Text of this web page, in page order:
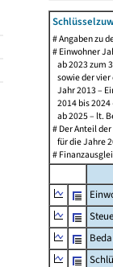
# Angaben zu
# Einwohner
ab 2023 zum
sowie der vier
Jahr 2013 –
2014 bis
ab 2025 – lt.
# Der Anteil
für die Jahre
#